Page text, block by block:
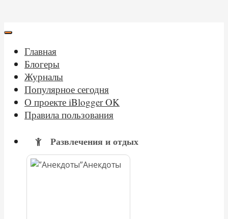
Главная
Блогеры
Журналы
Популярное сегодня
О проекте iBlogger OK
Правила пользования
Развлечения и отдых
Анекдоты